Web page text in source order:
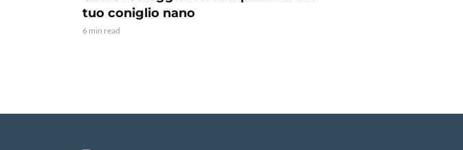
tuo coniglio nano
6 min read